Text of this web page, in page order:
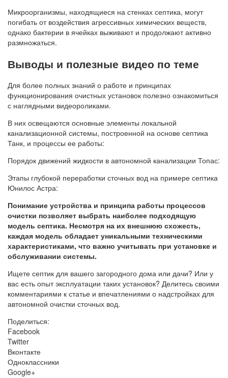
Микроорганизмы, находящиеся на стенках септика, могут
погибать от воздействия агрессивных химических веществ,
однако бактерии в ячейках выживают и продолжают активно
размножаться.
Выводы и полезные видео по теме
Для более полных знаний о работе и принципах
функционирования очистных установок полезно ознакомиться
с наглядными видеороликами.
В них освещаются основные элементы локальной
канализационной системы, построенной на основе септика
Танк, и процессы ее работы:
Порядок движений жидкости в автономной канализации Топас:
Этапы глубокой переработки сточных вод на примере септика
Юнилос Астра:
Понимание устройства и принципа работы процессов
очистки позволяет выбрать наиболее подходящую
модель септика. Несмотря на их внешнюю схожесть,
каждая модель обладает уникальными техническими
характеристиками, что важно учитывать при установке и
обслуживании системы.
Ищете септик для вашего загородного дома или дачи? Или у
вас есть опыт эксплуатации таких установок? Делитесь своими
комментариями к статье и впечатлениями о надстройках для
автономной очистки сточных вод.
Поделиться:
Facebook
Twitter
Вконтакте
Одноклассники
Google+